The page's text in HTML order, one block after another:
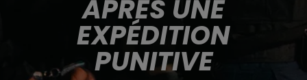
APRÈS UNE
EXPÉDITION
PUNITIVE